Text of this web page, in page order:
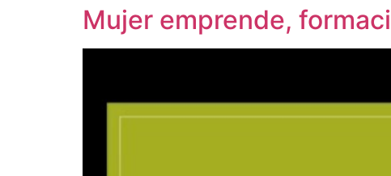
Mujer emprende,